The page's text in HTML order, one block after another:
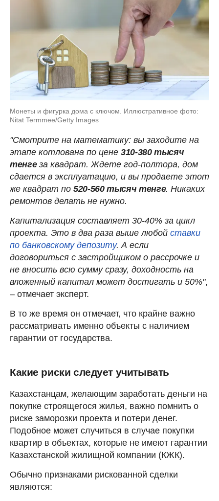
Монеты и фигурка дома с ключом. Иллюстративное фото:
Nitat Termmee/Getty Images
"Смотрите на математику: вы заходите на
этапе котлована по цене 310-380 тысяч
тенгеза квадрат. Ждете год-полтора, дом
сдается в эксплуатацию, и вы продаете этот
же квадрат по 520-560 тысяч тенге. Никаких
ремонтов делать не нужно.
Капитализация составляет 30-40% за цикл
проекта. Это в два раза выше любой ставки
по банковскому депозиту. А если
договориться с застройщиком о рассрочке и
не вносить всю сумму сразу, доходность на
вложенный капитал может достигать и 50%",
– отмечает эксперт.
В то же время он отмечает, что крайне важно
рассматривать именно объекты с наличием
гарантии от государства.
Какие риски следует учитывать
Казахстанцам, желающим заработать деньги на
покупке строящегося жилья, важно помнить о
риске заморозки проекта и потери денег.
Подобное может случиться в случае покупки
квартир в объектах, которые не имеют гарантии
Казахстанской жилищной компании (КЖК).
Обычно признаками рискованной сделки
являются: